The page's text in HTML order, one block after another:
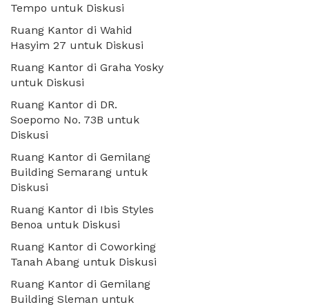
Tempo untuk Diskusi
Ruang Kantor di Wahid
Hasyim 27 untuk Diskusi
Ruang Kantor di Graha Yosky
untuk Diskusi
Ruang Kantor di DR.
Soepomo No. 73B untuk
Diskusi
Ruang Kantor di Gemilang
Building Semarang untuk
Diskusi
Ruang Kantor di Ibis Styles
Benoa untuk Diskusi
Ruang Kantor di Coworking
Tanah Abang untuk Diskusi
Ruang Kantor di Gemilang
Building Sleman untuk